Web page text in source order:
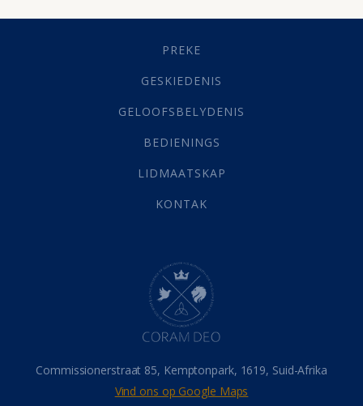
Geestelike Groei(10)
(21)
Grys Areas(4)
Lewensdoel(3)
Selfondersoek(1)
Werk(22)
(142)
Hemel (31)
Israel (14)
Millennium(1)
Oordeelsdag(19)
Verheerlikte liggaam
Wederkoms
(27)
Gebed(87)
PREKE
GESKIEDENIS
GELOOFSBELYDENIS
BEDIENINGS
LIDMAATSKAP
KONTAK
Commissionerstraat 85, Kemptonpark, 1619, Suid-Afrika
Vind ons op Google Maps